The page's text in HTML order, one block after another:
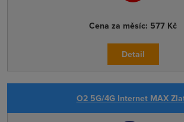
Cena za měsíc: 577 Kč
Detail
O2 5G/4G Internet MAX